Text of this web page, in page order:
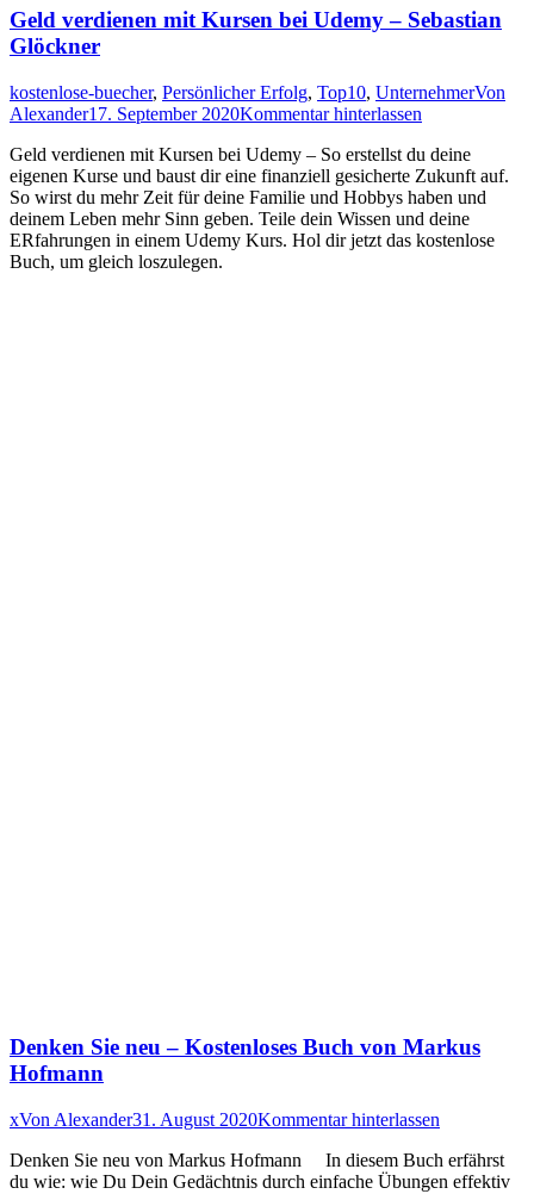
Geld verdienen mit Kursen bei Udemy – Sebastian
Glöckner
kostenlose-buecher, Persönlicher Erfolg, Top10, UnternehmerVon
Alexander17. September 2020Kommentar hinterlassen
Geld verdienen mit Kursen bei Udemy – So erstellst du deine
eigenen Kurse und baust dir eine finanziell gesicherte Zukunft auf.
So wirst du mehr Zeit für deine Familie und Hobbys haben und
deinem Leben mehr Sinn geben. Teile dein Wissen und deine
ERfahrungen in einem Udemy Kurs. Hol dir jetzt das kostenlose
Buch, um gleich loszulegen.
Denken Sie neu – Kostenloses Buch von Markus
Hofmann
xVon Alexander31. August 2020Kommentar hinterlassen
Denken Sie neu von Markus Hofmann In diesem Buch erfährst
du wie: wie Du Dein Gedächtnis durch einfache Übungen effektiv